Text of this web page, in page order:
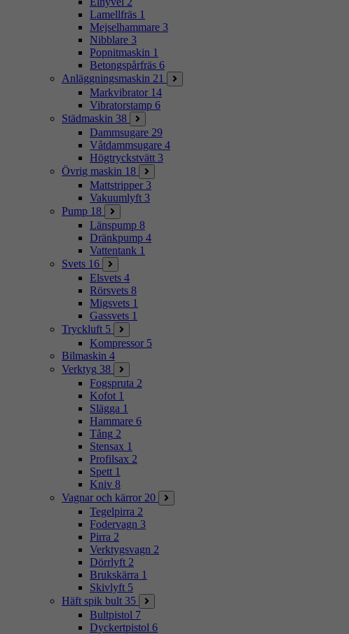
Lamellfräs 1
Mejselhammare 3
Nibblare 3
Popnitmaskin 1
Betongspårfräs 6
Anläggningsmaskin 21
Markvibrator 14
Vibratorstamp 6
Städmaskin 38
Dammsugare 29
Våtdammsugare 4
Högtryckstvätt 3
Övrig maskin 18
Mattstripper 3
Vakuumlyft 3
Pump 18
Länspump 8
Dränkpump 4
Vattentank 1
Svets 16
Elsvets 4
Rörsvets 8
Migsvets 1
Gassvets 1
Tryckluft 5
Kompressor 5
Bilmaskin 4
Verktyg 38
Fogspruta 2
Kofot 1
Slägga 1
Hammare 6
Tång 2
Stensax 1
Profilsax 2
Spett 1
Kniv 8
Vagnar och kärror 20
Tegelpirra 2
Fodervagn 3
Pirra 2
Verktygsvagn 2
Dörrlyft 2
Brukskärra 1
Skivlyft 5
Häft spik bult 35
Bultpistol 7
Dyckertpistol 6